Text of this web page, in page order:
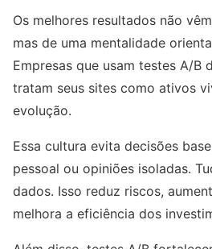
Os melhores resultados não
mas de uma mentalidade
Empresas que usam testes A/B
tratam seus sites como ativos
evolução.
Essa cultura evita decisões
pessoal ou opiniões isoladas.
dados. Isso reduz riscos,
melhora a eficiência dos